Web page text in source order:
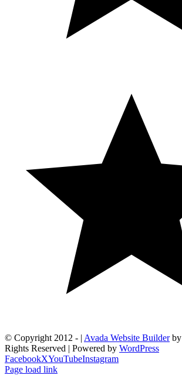
© Copyright 2012 - | Avada Website Builderby
Rights Reserved | Powered by WordPress
FacebookXYouTubeInstagram
Page load link